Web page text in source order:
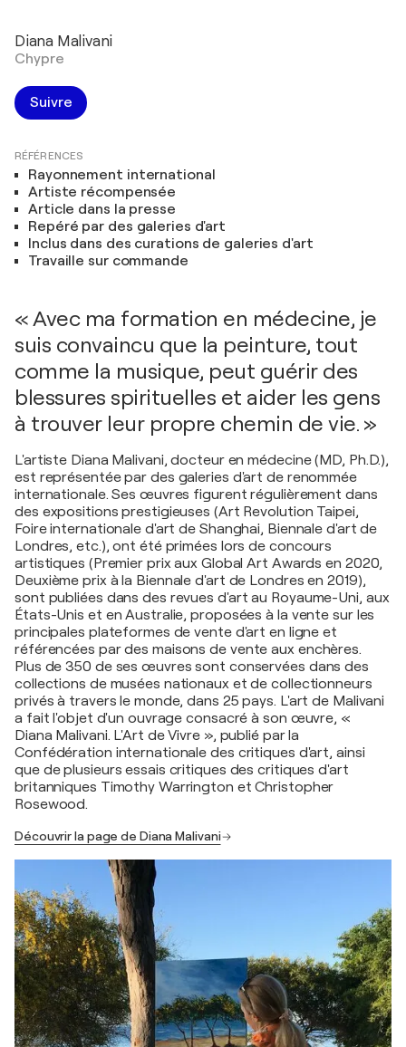
Diana Malivani
Chypre
Suivre
RÉFÉRENCES
Rayonnement international
Artiste récompensée
Article dans la presse
Repéré par des galeries d'art
Inclus dans des curations de galeries d'art
Travaille sur commande
« Avec ma formation en médecine, je
suis convaincu que la peinture, tout
comme la musique, peut guérir des
blessures spirituelles et aider les gens
à trouver leur propre chemin de vie. »
L'artiste Diana Malivani, docteur en médecine (MD, Ph.D.),
est représentée par des galeries d'art de renommée
internationale. Ses œuvres figurent régulièrement dans
des expositions prestigieuses (Art Revolution Taipei,
Foire internationale d'art de Shanghai, Biennale d'art de
Londres, etc.), ont été primées lors de concours
artistiques (Premier prix aux Global Art Awards en 2020,
Deuxième prix à la Biennale d'art de Londres en 2019),
sont publiées dans des revues d'art au Royaume-Uni, aux
États-Unis et en Australie, proposées à la vente sur les
principales plateformes de vente d'art en ligne et
référencées par des maisons de vente aux enchères.
Plus de 350 de ses œuvres sont conservées dans des
collections de musées nationaux et de collectionneurs
privés à travers le monde, dans 25 pays. L'art de Malivani
a fait l'objet d'un ouvrage consacré à son œuvre, «
Diana Malivani. L'Art de Vivre », publié par la
Confédération internationale des critiques d'art, ainsi
que de plusieurs essais critiques des critiques d'art
britanniques Timothy Warrington et Christopher
Rosewood.
Découvrir la page de Diana Malivani